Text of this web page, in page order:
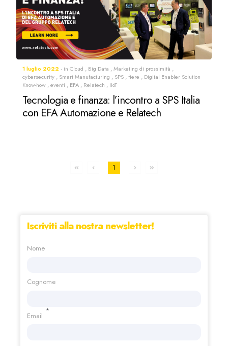
1 luglio 2022 in Cloud , Big Data ,Marketing di prossimità ,
cybersecurity , Smart Manufacturing , SPS ,fiere , Digital Enabler Solution
Know-how ,eventi , EFA , Relatech , IIoT
Tecnologia e finanza: l’incontro a SPS Italia
con EFA Automazione e Relatech
1
Iscriviti alla nostra newsletter!
Nome
Cognome
Email
*